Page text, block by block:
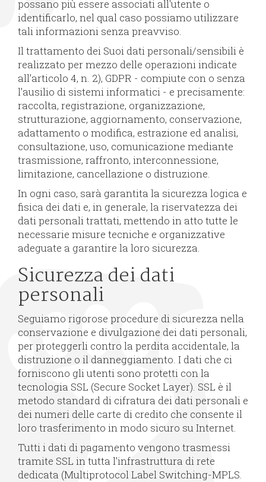
possano più essere associati all'utente o
identificarlo, nel qual caso possiamo utilizzare
tali informazioni senza preavviso.
Il trattamento dei Suoi dati personali/sensibili è
realizzato per mezzo delle operazioni indicate
all’articolo 4, n. 2), GDPR - compiute con o senza
l’ausilio di sistemi informatici - e precisamente:
raccolta, registrazione, organizzazione,
strutturazione, aggiornamento, conservazione,
adattamento o modifica, estrazione ed analisi,
consultazione, uso, comunicazione mediante
trasmissione, raffronto, interconnessione,
limitazione, cancellazione o distruzione.
In ogni caso, sarà garantita la sicurezza logica e
fisica dei dati e, in generale, la riservatezza dei
dati personali trattati, mettendo in atto tutte le
necessarie misure tecniche e organizzative
adeguate a garantire la loro sicurezza.
Sicurezza dei dati
personali
Seguiamo rigorose procedure di sicurezza nella
conservazione e divulgazione dei dati personali,
per proteggerli contro la perdita accidentale, la
distruzione o il danneggiamento. I dati che ci
forniscono gli utenti sono protetti con la
tecnologia SSL (Secure Socket Layer). SSL è il
metodo standard di cifratura dei dati personali e
dei numeri delle carte di credito che consente il
loro trasferimento in modo sicuro su Internet.
Tutti i dati di pagamento vengono trasmessi
tramite SSL in tutta l'infrastruttura di rete
dedicata (Multiprotocol Label Switching-MPLS.